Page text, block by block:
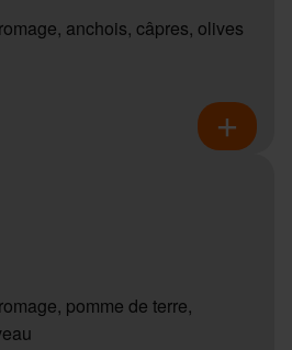
anchois, câpres, olives
pomme de terre,